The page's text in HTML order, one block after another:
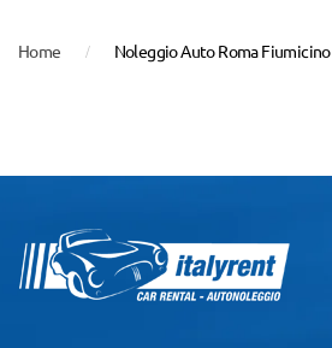
Home Noleggio Auto Roma Fiumicino